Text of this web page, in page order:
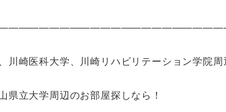
川崎医科大学、川崎リハビリテーション学院周
県立大学周辺のお部屋探しなら！